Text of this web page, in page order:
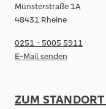
Münsterstraße 1A
48431 Rheine
0251 - 5005 5911
E-Mail senden
ZUM STANDORT